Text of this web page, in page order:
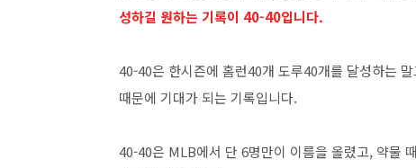
성하길 원하는 기록이 40-40입니다.
40-40은 한시즌에 홈런40개 도루40개를 달성하는
때문에 기대가 되는 기록입니다.
40-40은 MLB에서 단 6명만이 이름을 올렸고, 약물